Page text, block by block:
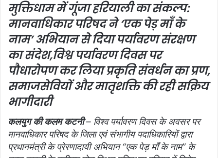
मुक्तिधाम में गूंजा हरियाली का संकल्प:
मानवाधिकार परिषद ने ‘एक पेड़ माँ के
नाम’ अभियान से दिया पर्यावरण संरक्षण
का संदेश,विश्व पर्यावरण दिवस पर
पौधारोपण कर लिया प्रकृति संवर्धन का प्रण,
समाजसेवियों और मातृशक्ति की रही सक्रिय
भागीदारी
कलयुग की कलम कटनी– विश्व पर्यावरण दिवस के अवसर पर
मानवाधिकार परिषद के जिला एवं संभागीय पदाधिकारियों द्वारा
प्रधानमंत्री के प्रेरणादायी अभियान “एक पेड़ माँ के नाम” के